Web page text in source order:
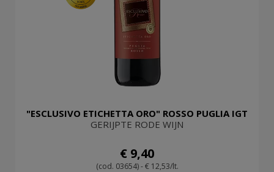
"ESCLUSIVO ETICHETTA ORO" ROSSO PUGLIA IGT
GERIJPTE RODE WIJN
€ 9,40
(cod. 03654) - € 12,53/lt.